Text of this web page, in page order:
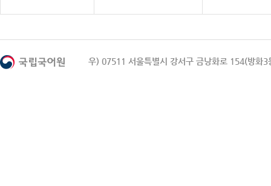
우) 07511 서울특별시 강서구 금낭화로 154(방화3